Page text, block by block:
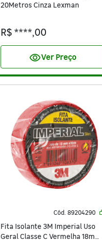
20Metros Cinza Lexman
R$ ****,00
visibilityVer Preço
Cód. 89204290
Fita Isolante 3M Imperial Uso
Geral Classe C Vermelha 18mm